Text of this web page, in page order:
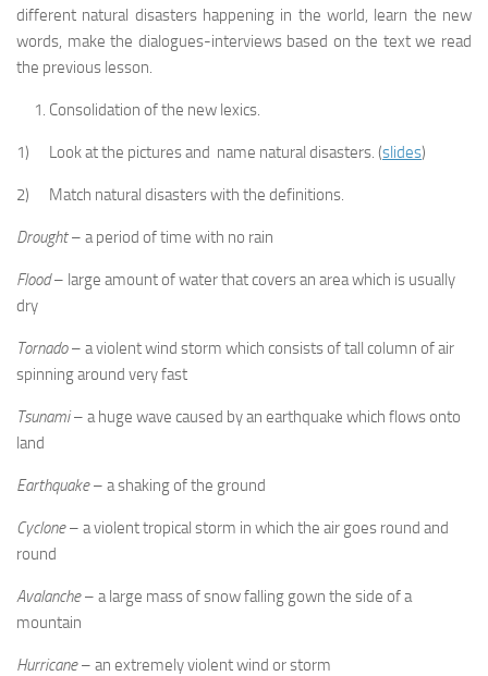
different natural disasters happening in the world, learn the new
words, make the dialogues-interviews based on the text we read
the previous lesson.
Consolidation of the new lexics.
1) Look at the pictures and name natural disasters. (slides)
2) Match natural disasters with the definitions.
Drought– a period of time with no rain
Flood– large amount of water that covers an area which is usually
dry
Tornado– a violent wind storm which consists of tall column of air
spinning around very fast
Tsunami– a huge wave caused by an earthquake which flows onto
land
Earthquake– a shaking of the ground
Cyclone– a violent tropical storm in which the air goes round and
round
Avalanche– a large mass of snow falling gown the side of a
mountain
Hurricane– an extremely violent wind or storm